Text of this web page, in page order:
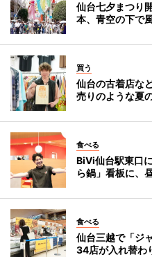
仙台七夕まつり
本、青空の下で
買う
仙台の古着店な
売りのような夏
食べる
BiVi仙台駅東口
ら鍋」看板に、
食べる
仙台三越で「ジ
34店が入れ替わ